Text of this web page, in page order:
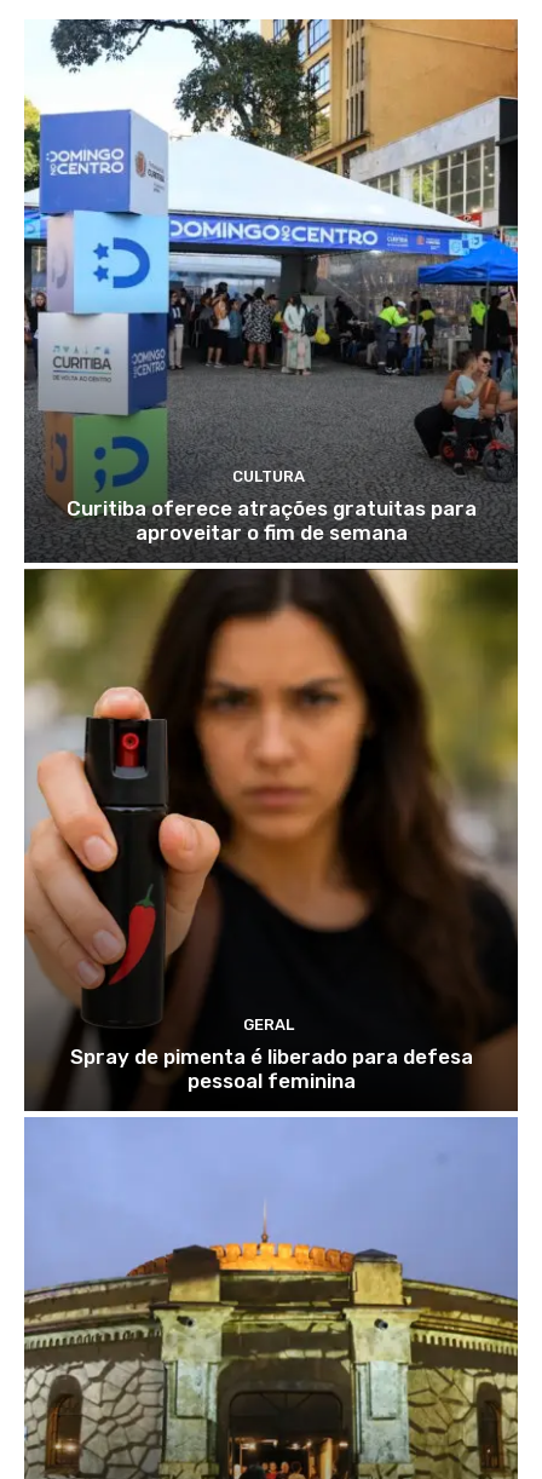
CULTURA
Curitiba oferece atrações gratuitas para
aproveitar o fim de semana
GERAL
Spray de pimenta é liberado para defesa
pessoal feminina